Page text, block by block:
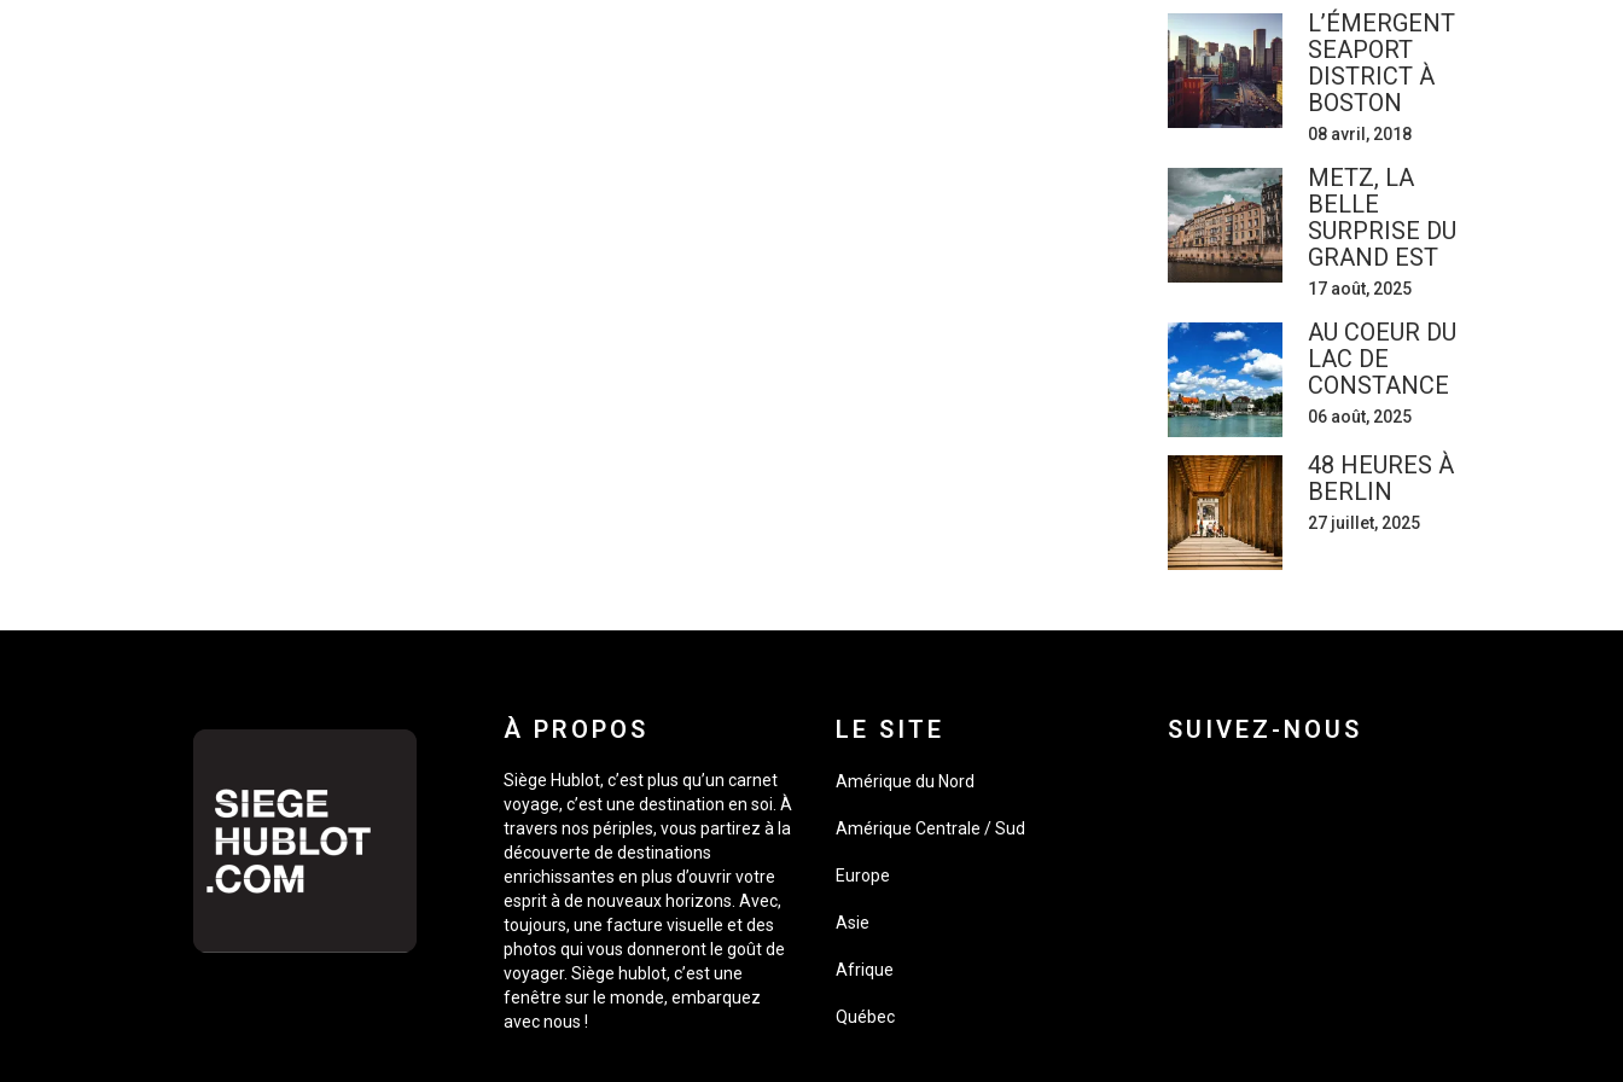
L’ÉMERGENT
SEAPORT
DISTRICT À
BOSTON
08 avril, 2018
METZ, LA
BELLE
SURPRISE DU
GRAND EST
17 août, 2025
AU COEUR DU
LAC DE
CONSTANCE
06 août, 2025
48 HEURES À
BERLIN
27 juillet, 2025
À PROPOS
Siège Hublot, c’est plus qu’un carnet
voyage, c’est une destination en soi. À
travers nos périples, vous partirez à la
découverte de destinations
enrichissantes en plus d’ouvrir votre
esprit à de nouveaux horizons. Avec,
toujours, une facture visuelle et des
photos qui vous donneront le goût de
voyager. Siège hublot, c’est une
fenêtre sur le monde, embarquez
avec nous !
LE SITE
Amérique du Nord
Amérique Centrale / Sud
Europe
Asie
Afrique
Québec
SUIVEZ-NOUS